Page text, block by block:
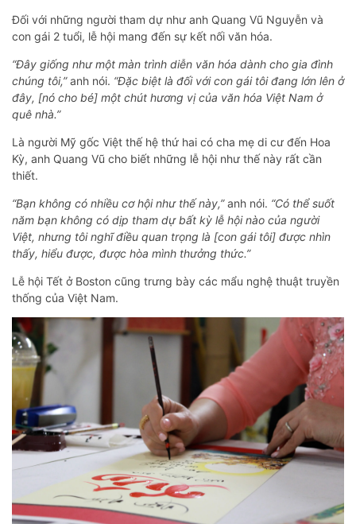
Đối với những người tham dự như anh Quang Vũ Nguyễn và
con gái 2 tuổi, lễ hội mang đến sự kết nối văn hóa.
“Đây giống như một màn trình diễn văn hóa dành cho gia đình
chúng tôi,”anh nói. “Đặc biệt là đối với con gái tôi đang lớn lên ở
đây, [nó cho bé] một chút hương vị của văn hóa Việt Nam ở
quê nhà.”
Là người Mỹ gốc Việt thế hệ thứ hai có cha mẹ di cư đến Hoa
Kỳ, anh Quang Vũ cho biết những lễ hội như thế này rất cần
thiết.
“Bạn không có nhiều cơ hội như thế này,”anh nói. “Có thể suốt
năm bạn không có dịp tham dự bất kỳ lễ hội nào của người
Việt, nhưng tôi nghĩ điều quan trọng là [con gái tôi] được nhìn
thấy, hiểu được, được hòa mình thưởng thức.”
Lễ hội Tết ở Boston cũng trưng bày các mẩu nghệ thuật truyền
thống của Việt Nam.